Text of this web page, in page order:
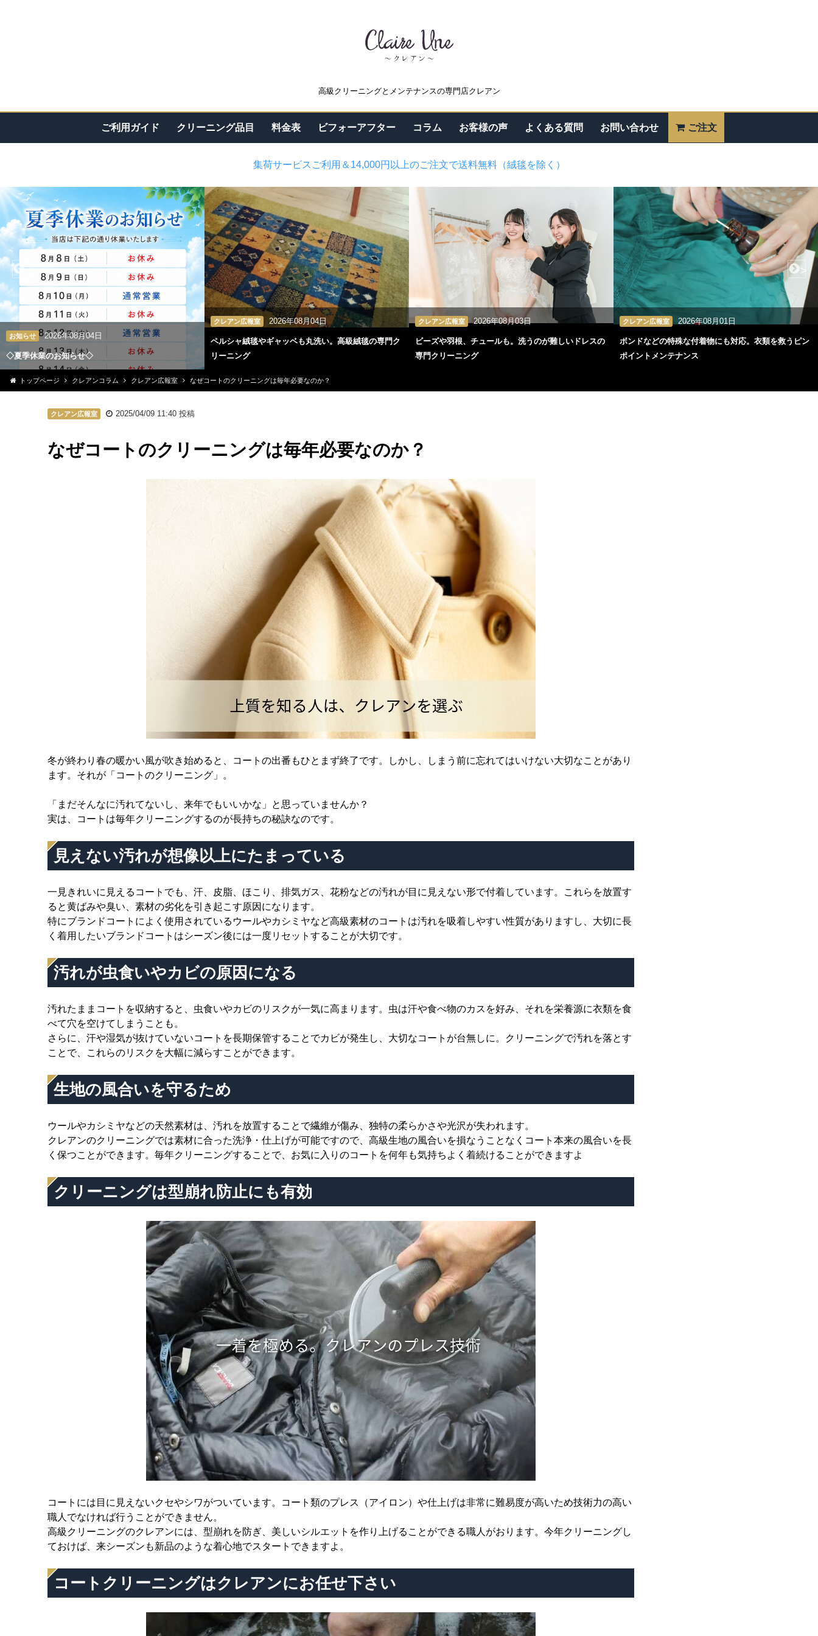
高級クリーニングとメンテナンスの専門店クレアン
ご利用ガイド クリーニング品目 料金表 ビフォーアフター コラム お客様の声 よくある質問 お問い合わせ ご注文
集荷サービスご利用＆14,000円以上のご注文で送料無料（絨毯を除く）
お知らせ 2026年08月04日
◇夏季休業のお知らせ◇
クレアン広報室 2026年08月04日
ペルシャ絨毯やギャッベも丸洗い。高級絨毯の専門ク
リーニング
クレアン広報室 2026年08月03日
ビーズや羽根、チュールも。洗うのが難しいドレスの
専門クリーニング
クレアン広報室 2026年08月01日
ボンドなどの特殊な付着物にも対応。衣類を救うピン
ポイントメンテナンス
< >
トップページ クレアンコラム クレアン広報室 なぜコートのクリーニングは毎年必要なのか？
クレアン広報室 2025/04/09 11:40投稿
なぜコートのクリーニングは毎年必要なのか？
冬が終わり春の暖かい風が吹き始めると、コートの出番もひとまず終了です。しかし、しまう前に忘れてはいけない大切なことがあり
ます。それが「コートのクリーニング」。
「まだそんなに汚れてないし、来年でもいいかな」と思っていませんか？
実は、コートは毎年クリーニングするのが長持ちの秘訣なのです。
見えない汚れが想像以上にたまっている
一見きれいに見えるコートでも、汗、皮脂、ほこり、排気ガス、花粉などの汚れが目に見えない形で付着しています。これらを放置す
ると黄ばみや臭い、素材の劣化を引き起こす原因になります。
特にブランドコートによく使用されているウールやカシミヤなど高級素材のコートは汚れを吸着しやすい性質がありますし、大切に長
く着用したいブランドコートはシーズン後には一度リセットすることが大切です。
汚れが虫食いやカビの原因になる
汚れたままコートを収納すると、虫食いやカビのリスクが一気に高まります。虫は汗や食べ物のカスを好み、それを栄養源に衣類を食
べて穴を空けてしまうことも。
さらに、汗や湿気が抜けていないコートを長期保管することでカビが発生し、大切なコートが台無しに。クリーニングで汚れを落とす
ことで、これらのリスクを大幅に減らすことができます。
生地の風合いを守るため
ウールやカシミヤなどの天然素材は、汚れを放置することで繊維が傷み、独特の柔らかさや光沢が失われます。
クレアンのクリーニングでは素材に合った洗浄・仕上げが可能ですので、高級生地の風合いを損なうことなくコート本来の風合いを長
く保つことができます。毎年クリーニングすることで、お気に入りのコートを何年も気持ちよく着続けることができますよ
クリーニングは型崩れ防止にも有効
コートには目に見えないクセやシワがついています。コート類のプレス（アイロン）や仕上げは非常に難易度が高いため技術力の高い
職人でなければ行うことができません。
高級クリーニングのクレアンには、型崩れを防ぎ、美しいシルエットを作り上げることができる職人がおります。今年クリーニングし
ておけば、来シーズンも新品のような着心地でスタートできますよ。
コートクリーニングはクレアンにお任せ下さい